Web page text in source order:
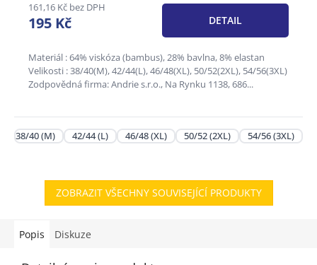
161,16 Kč bez DPH
195 Kč DETAIL
Materiál : 64% viskóza (bambus), 28% bavlna, 8% elastan
Velikosti : 38/40(M), 42/44(L), 46/48(XL), 50/52(2XL), 54/56(3XL)
Zodpovědná firma: Andrie s.r.o., Na Rynku 1138, 686...
38/40 (M) 42/44 (L) 46/48 (XL) 50/52 (2XL) 54/56 (3XL)
ZOBRAZIT VŠECHNY SOUVISEJÍCÍ PRODUKTY
Popis Diskuze